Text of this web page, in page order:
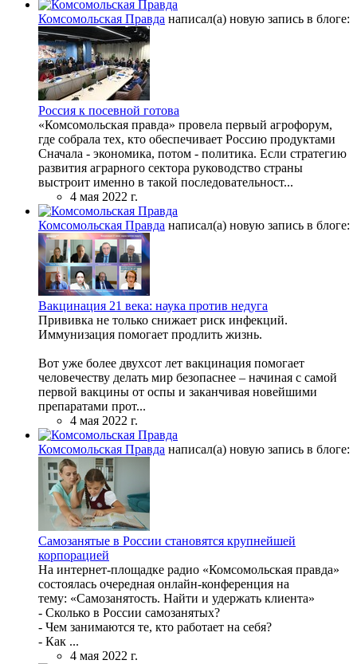
Комсомольская Правда написал(а) новую запись в блоге:
Россия к посевной готова
«Комсомольская правда» провела первый агрофорум,
где собрала тех, кто обеспечивает Россию продуктами
Сначала - экономика, потом - политика. Если стратегию
развития аграрного сектора руководство страны
выстроит именно в такой последовательност...
4 мая 2022 г.
Комсомольская Правда написал(а) новую запись в блоге:
Вакцинация 21 века: наука против недуга
Прививка не только снижает риск инфекций.
Иммунизация помогает продлить жизнь.
Вот уже более двухсот лет вакцинация помогает
человечеству делать мир безопаснее – начиная с самой
первой вакцины от оспы и заканчивая новейшими
препаратами прот...
4 мая 2022 г.
Комсомольская Правда написал(а) новую запись в блоге:
Самозанятые в России становятся крупнейшей
корпорацией
На интернет-площадке радио «Комсомольская правда»
состоялась очередная онлайн-конференция на
тему: «Самозанятость. Найти и удержать клиента»
-​ Сколько в России самозанятых?
- Чем занимаются те, кто работает на себя?
- Как ...
4 мая 2022 г.